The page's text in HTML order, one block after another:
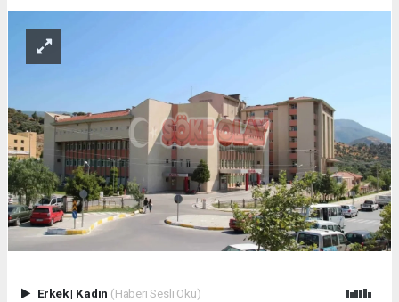
Erkek| Kadın (Haberi Sesli Oku)